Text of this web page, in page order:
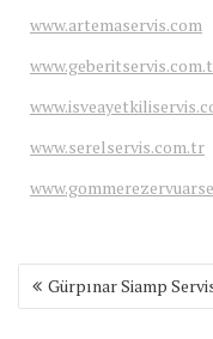
www.artemaservis.com
www.serelservis.com.tr
Yazı
gezinmesi
Gürpınar Siamp